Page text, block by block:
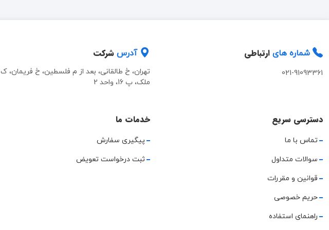
شماره های ارتباطی
021-91093361
آدرس شرکت
تهران، خ طالقانی، بعد از م فلسطین، خ فریمان، ک
ملک، پ 16، واحد 2
دسترسی سریع
تماس با ما
سوالات متداول
قوانین و مقررات
حریم خصوصی
راهنمای استفاده
خدمات ما
پیگیری سفارش
ثبت درخواست تعویض